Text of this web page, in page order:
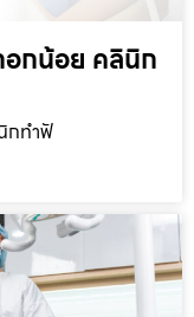
กน้อย คลินิก
กทำฟั